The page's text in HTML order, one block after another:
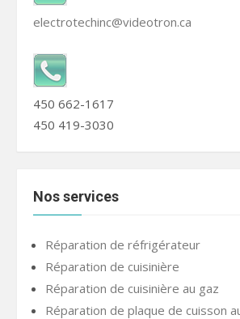
electrotechinc@videotron.ca
450 662-1617
450 419-3030
Nos services
Réparation de réfrigérateur
Réparation de cuisinière
Réparation de cuisinière au gaz
Réparation de plaque de cuisson